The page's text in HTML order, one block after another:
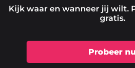
Kijk waar en wanneer jij wilt.
gratis.
Probeer nu